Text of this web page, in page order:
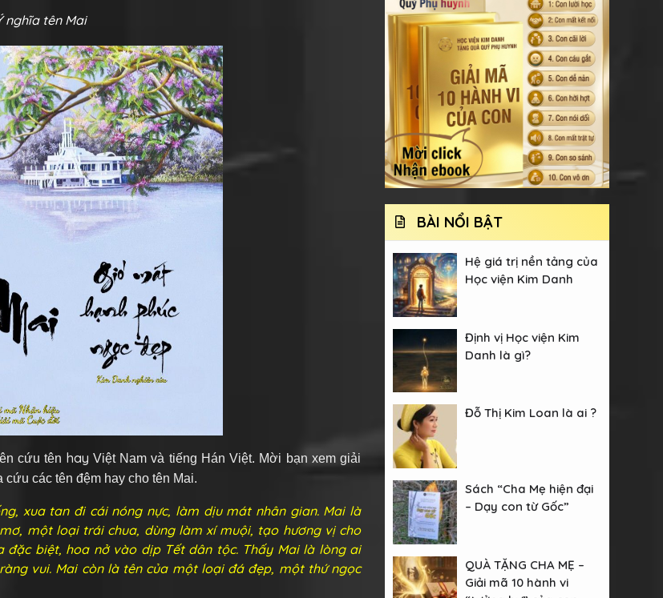
nghĩa tên Mai
cứu tên hay Việt Nam và tiếng Hán Việt. Mời bạn xem giải
các tên đệm hay cho tên Mai.
xua tan đi cái nóng nực, làm dịu mát nhân gian. Mai là
một loại trái chua, dùng làm xí muội, tạo hương vị cho
đặc biệt, hoa nở vào dịp Tết dân tộc. Thấy Mai là lòng ai
vui. Mai còn là tên của một loại đá đẹp, một thứ ngọc
BÀI NỔI BẬT
Hệ giá trị nền tảng của
Học viện Kim Danh
Định vị Học viện Kim
Danh là gì?
Đỗ Thị Kim Loan là ai ?
Sách “Cha Mẹ hiện đại
– Dạy con từ Gốc”
QUÀ TẶNG CHA MẸ –
Giải mã 10 hành vi